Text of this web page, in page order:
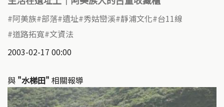
阿美族 部落 遺址 秀姑巒溪 靜浦文化 台11線
道路拓寬 文資法
2003-02-17 00:00
與 "水梯田" 相關報導